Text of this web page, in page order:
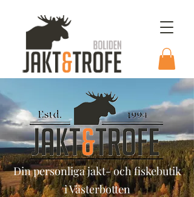
Din personliga jakt- och fiskebutik
i Västerbotten